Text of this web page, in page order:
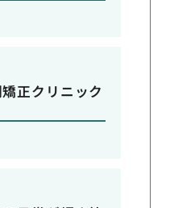
正クリニック